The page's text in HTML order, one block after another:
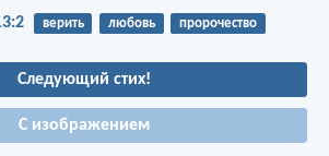
верить любовь пророчество
Следующий стих!
С изображением